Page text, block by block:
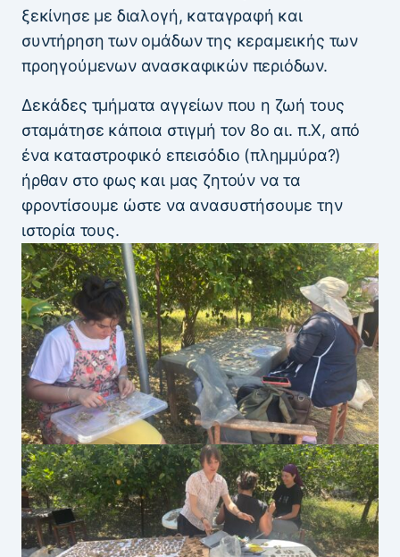
ξεκίνησε με διαλογή, καταγραφή και
συντήρηση των ομάδων της κεραμεικής των
προηγούμενων ανασκαφικών περιόδων.
Δεκάδες τμήματα αγγείων που η ζωή τους
σταμάτησε κάποια στιγμή τον 8ο αι. π.Χ, από
ένα καταστροφικό επεισόδιο (πλημμύρα?)
ήρθαν στο φως και μας ζητούν να τα
φροντίσουμε ώστε να ανασυστήσουμε την
ιστορία τους.